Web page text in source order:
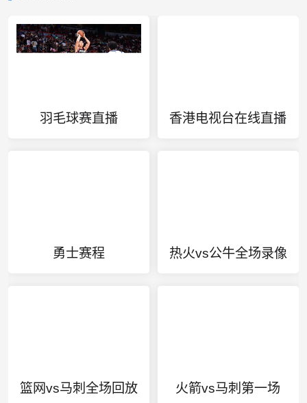
羽毛球赛直播 香港电视台在线直播
勇士赛程 热火vs公牛全场录像
篮网vs马刺全场回放 火箭vs马刺第一场